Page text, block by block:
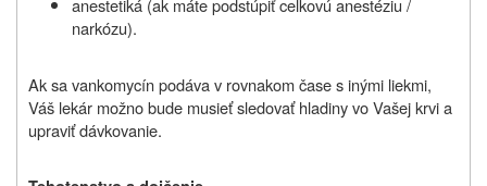
anestetiká (ak máte podstúpiť celkovú anestéziu /
narkózu).
Ak sa vankomycín podáva v rovnakom čase s inými liekmi,
Váš lekár možno bude musieť sledovať hladiny vo Vašej krvi a
upraviť dávkovanie.